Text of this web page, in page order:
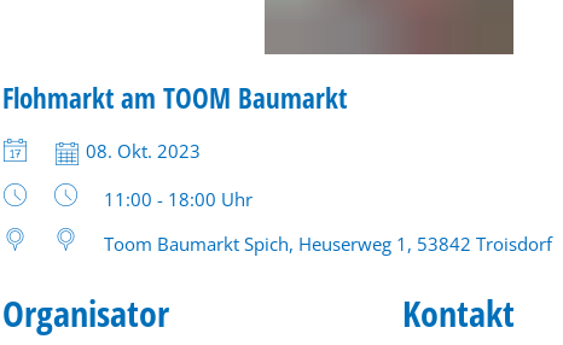
KATEGORIE: MARKT
Flohmarkt am TOOM Baumarkt
Datum:
08. Okt. 2023
Uhrzeit:
11:00 - 18:00 Uhr
Toom Baumarkt Spich, Heuserweg 1, 53842 Troisdorf
Organisator Kontakt